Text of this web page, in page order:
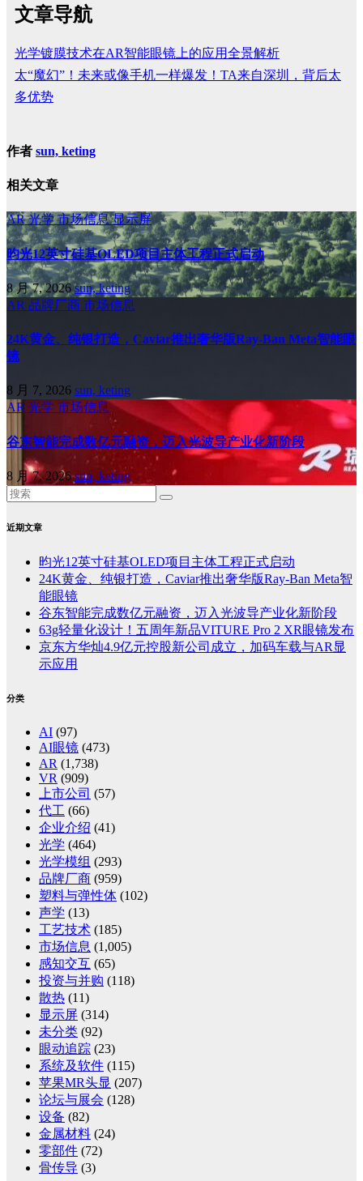
文章导航
光学镀膜技术在AR智能眼镜上的应用全景解析
太“魔幻”！未来或像手机一样爆发！TA来自深圳，背后太
多优势
作者 sun, keting
相关文章
AR光学市场信息显示屏
昀光12英寸硅基OLED项目主体工程正式启动
8 月 7, 2026sun, keting
AR 品牌厂商 市场信息
24K黄金、纯银打造，Caviar推出奢华版Ray-Ban Meta智能眼
镜
8 月 7, 2026 sun, keting
AR 光学 市场信息
谷东智能完成数亿元融资，迈入光波导产业化新阶段
8 月 7, 2026sun, keting
近期文章
昀光12英寸硅基OLED项目主体工程正式启动
24K黄金、纯银打造，Caviar推出奢华版Ray-Ban Meta智
能眼镜
谷东智能完成数亿元融资，迈入光波导产业化新阶段
63g轻量化设计！五周年新品VITURE Pro 2 XR眼镜发布
京东方华灿4.9亿元控股新公司成立，加码车载与AR显
示应用
分类
AI (97)
AI眼镜 (473)
AR (1,738)
VR (909)
上市公司 (57)
代工 (66)
企业介绍 (41)
光学 (464)
光学模组 (293)
品牌厂商 (959)
塑料与弹性体 (102)
声学 (13)
工艺技术 (185)
市场信息 (1,005)
感知交互 (65)
投资与并购 (118)
散热 (11)
显示屏 (314)
未分类 (92)
眼动追踪 (23)
系统及软件 (115)
苹果MR头显 (207)
论坛与展会 (128)
设备 (82)
金属材料 (24)
零部件 (72)
骨传导 (3)